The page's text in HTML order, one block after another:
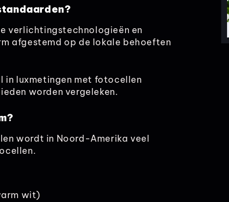
verlichtingstechnologieën en
afgestemd op de lokale behoeften
in luxmetingen met fotocellen
worden vergeleken.
wordt in Noord-Amerika veel
wit)